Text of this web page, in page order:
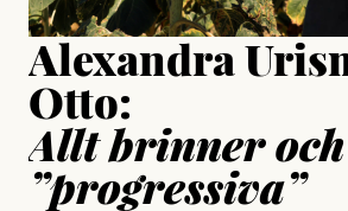
Alexandra
Otto:
Allt brinner
”progressiva”